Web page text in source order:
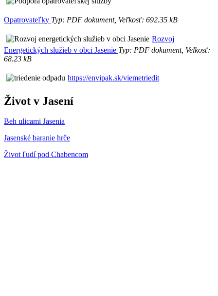
Opatrovateľky Typ: PDF dokument, Veľkosť: 692.35 kB
Rozvoj
Energetických služieb v obci Jasenie Typ: PDF dokument, Velkosť:
68.23 kB
https://envipak.sk/viemetriedit
Život v Jasení
Beh ulicami Jasenia
Jasenské baranie hrče
Život ľudí pod Chabencom